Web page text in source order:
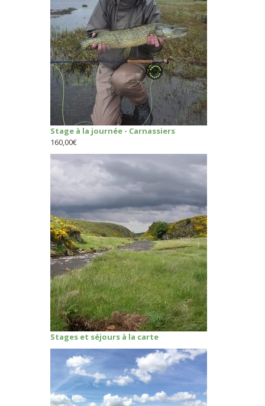
Stage à la journée - Carnassiers
160,00€
Stages et séjours à la carte